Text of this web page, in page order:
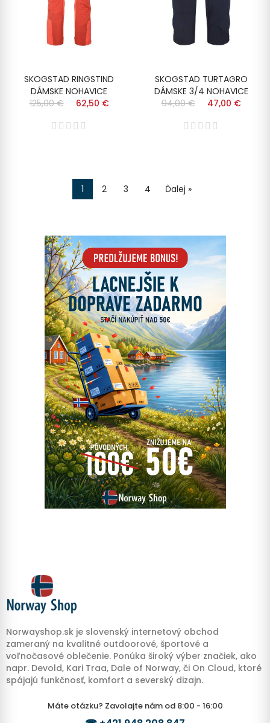
SKOGSTAD RINGSTIND
DÁMSKE NOHAVICE
125,00 €
62,50 €
SKOGSTAD TURTAGRO
DÁMSKE 3/4 NOHAVICE
94,00 €
47,00 €
1 2 3 4 Ďalej »
Norwayshop.sk je slovenský internetový obchod
zameraný na kvalitné outdoorové, športové a
voľnočasové oblečenie. Ponúka široký výber značiek, ako
napr. Devold, Kari Traa, Dale of Norway, či On Cloud, ktoré
spájajú funkčnosť, komfort a severský dizajn.
Máte otázku? Zavolajte nám od 8:00 - 16:00